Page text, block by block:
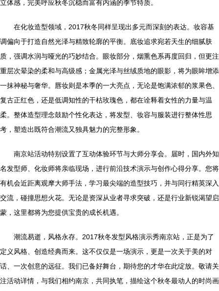
立体感，完美呼应秋冬沉稳而富有内涵的季节特质。
在化妆造型领域，2017秋冬同样呈现出多元而深刻的表达。妆容基
调偏向于打造自然光泽与精致轮廓的平衡。底妆追求宛若天生的细腻肤
质，强调水润与哑光的巧妙结合。眼妆部分，烟熏色系再度回归，但更注
重层次晕染的柔和与高级感；金属光泽与丝绒质地的眼影，将为眼眸增添
一抹神秘与奢华。唇妆则是本季的一大亮点，无论是饱满浓郁的浆果色、
复古正红色，还是低调知性的干枯玫瑰色，都在诠释着女性的力量与温
柔。整体造型理念鼓励个性化表达，将发型、妆容与服装进行整体性思
考，塑造出既符合潮流又独具魅力的完整形象。
南京站活动特别设置了互动体验环节与大师分享会。届时，国内外知
名发型师、化妆师将亲临现场，进行前沿技术演示与创作心得分享。您将
有机会近距离观摩大师手法，学习最尖端的造型技巧，并与同行精英深入
交流，碰撞思想火花。无论是资深从业者寻求突破，还是行业新锐渴望启
蒙，这里都将为您提供宝贵的成长机遇。
潮流易逝，风格永存。2017秋冬发型风格演示秀南京站，正是为了
定义风格、创造经典而来。这不仅仅是一场演示，更是一次关于美的对
话、一次创意的远征。我们已备好舞台，期待您的才华在此绽放。敬请关
注活动详情，与我们相约南京，共同执笔，描绘这个秋冬最动人的时尚画